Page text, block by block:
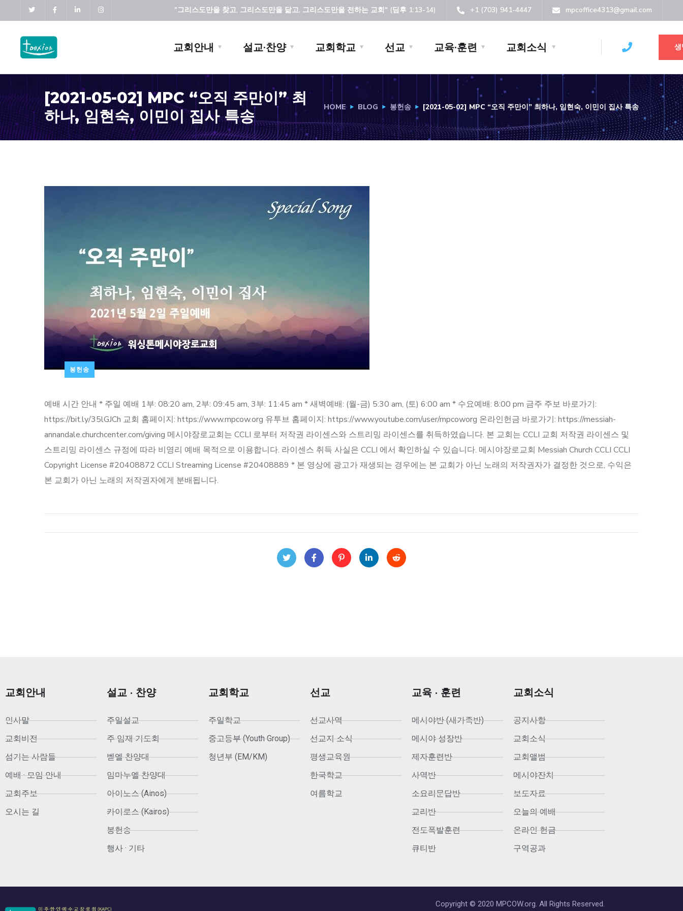
+1 (703) 941-4447 mpcoffice4313@gmail.com
"그리스도만을 찾고, 그리스도만을 닮고, 그리스도만을 전하는 교회" (딤후 1:13-14)
교회안내 설교·찬양 교회학교 선교 교육·훈련 교회소식
[2021-05-02] MPC “오직 주만이” 최
하나, 임현숙, 이민이 집사 특송
HOME BLOG 봉헌송 [2021-05-02] MPC “오직 주만이” 최하나, 임현숙, 이민이 집사 특송
봉헌송
예배 시간 안내 * 주일 예배 1부: 08:20 am, 2부: 09:45 am, 3부: 11:45 am * 새벽예배: (월-금) 5:30 am, (토) 6:00 am * 수요예배: 8:00 pm 금주 주보 바로가기:
https://bit.ly/35lGJCh 교회 홈페이지: https://www.mpcow.org 유투브 홈페이지: https://www.youtube.com/user/mpcoworg 온라인헌금 바로가기: https://messiah-
annandale.churchcenter.com/giving 메시야장로교회는 CCLI 로부터 저작권 라이센스와 스트리밍 라이센스를 취득하였습니다. 본 교회는 CCLI 교회 저작권 라이센스 및
스트리밍 라이센스 규정에 따라 비영리 예배 목적으로 이용합니다. 라이센스 취득 사실은 CCLI 에서 확인하실 수 있습니다. 메시야장로교회 Messiah Church CCLI CCLI
Copyright License #20408872 CCLI Streaming License #20408889 * 본 영상에 광고가 재생되는 경우에는 본 교회가 아닌 노래의 저작권자가 결정한 것으로, 수익은
본 교회가 아닌 노래의 저작권자에게 분배됩니다.
교회안내
인사말
교회비전
섬기는 사람들
예배 · 모임 안내
교회주보
오시는 길
설교 · 찬양
주일설교
주 임재 기도회
벧엘 찬양대
임마누엘 찬양대
아이노스 (Ainos)
카이로스 (Kairos)
봉헌송
행사 · 기타
교회학교
주일학교
중고등부 (Youth Group)
청년부 (EM/KM)
선교
선교사역
선교지 소식
평생교육원
한국학교
여름학교
교육 · 훈련
메시야반 (새가족반)
메시야 성장반
제자훈련반
사역반
소요리문답반
교리반
전도폭발훈련
큐티반
교회소식
공지사항
교회소식
교회앨범
메시야잔치
보도자료
오늘의 예배
온라인 헌금
구역공과
Copyright © 2020 MPCOW.org. All Rights Reserved.